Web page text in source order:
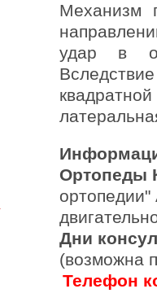
Механизм
удар в
Ортопеды
Дни
(возможна
Телефон